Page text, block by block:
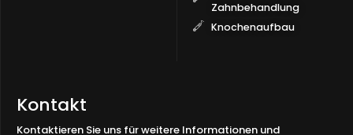
Zahnbehandlung
Knochenaufbau
Kontakt
Kontaktieren Sie uns für weitere Informationen und